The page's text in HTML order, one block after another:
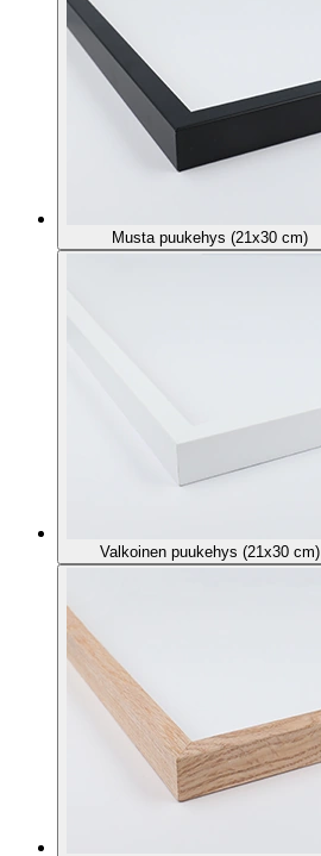
Musta puukehys (21x30 cm)
Valkoinen puukehys (21x30 cm)